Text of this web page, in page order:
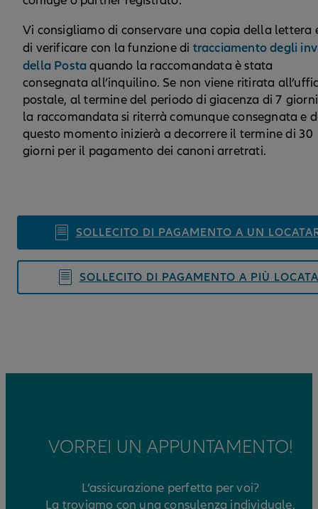
Vi consigliamo di conservare una copia della lettera
di verificare con la funzione di tracciamento degli
della Postaquando la raccomandata è stata
consegnata all’inquilino. Se non viene ritirata
postale, al termine del periodo di giacenza di 7 giorni
la raccomandata si riterrà comunque consegnata e
questo momento inizierà a decorrere il termine di 30
giorni per il pagamento dei canoni arretrati.
SOLLECITO DI PAGAMENTO A UN
SOLLECITO DI PAGAMENTO A PIÙ
VORREI UN APPUNTAMENTO!
L’assicurazione perfetta per voi?
La troviamo con una consulenza individuale.